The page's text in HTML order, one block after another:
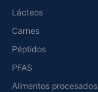
Lácteos
Carnes
Péptidos
PFAS
Alimentos procesados